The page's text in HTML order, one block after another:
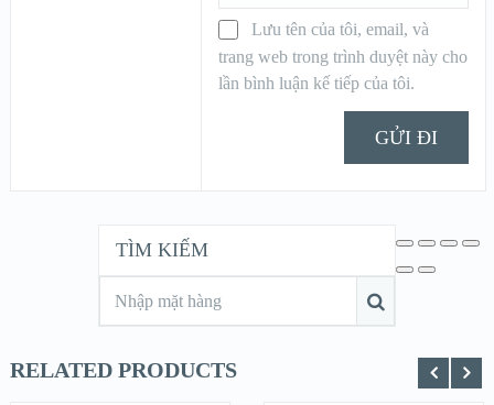
Lưu tên của tôi, email, và
trang web trong trình duyệt này cho
lần bình luận kế tiếp của tôi.
TÌM KIẾM
RELATED PRODUCTS